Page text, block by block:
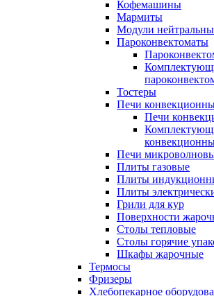
Кофемашины
Мармиты
Модули
Пароконвектоматы
Тостеры
Печи
Печи
Печи
Плиты газовые
Плиты
Плиты
Грили для кур
Поверхности
Столы тепловые
Столы горячие
Шкафы жарочные
Термосы
Фризеры
Хлебопекарное